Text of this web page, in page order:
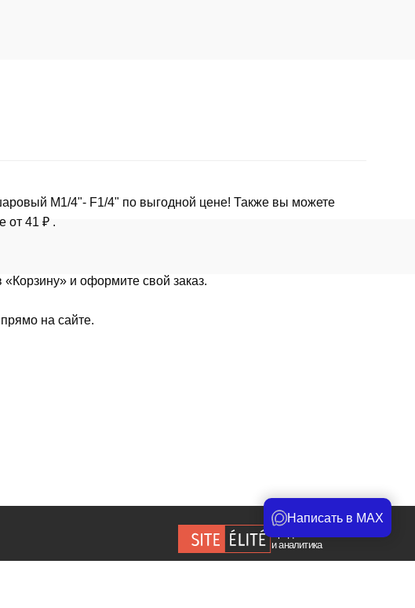
M1/4"- F1/4" по выгодной цене! Также вы можете
от 41 ₽ .
и оформите свой заказ.
на сайте.
и аналитика
Написать в MAX